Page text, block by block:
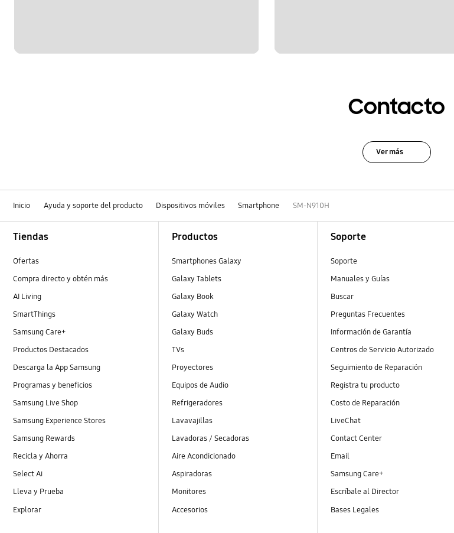
Contacto
Ver más
Inicio Ayuda y soporte del producto Dispositivos móviles Smartphone SM-N910H
Tiendas
Ofertas
Compra directo y obtén más
AI Living
SmartThings
Samsung Care+
Productos Destacados
Descarga la App Samsung
Programas y beneficios
Samsung Live Shop
Samsung Experience Stores
Samsung Rewards
Recicla y Ahorra
Select Ai
Lleva y Prueba
Explorar
Productos
Smartphones Galaxy
Galaxy Tablets
Galaxy Book
Galaxy Watch
Galaxy Buds
TVs
Proyectores
Equipos de Audio
Refrigeradores
Lavavajillas
Lavadoras / Secadoras
Aire Acondicionado
Aspiradoras
Monitores
Accesorios
Soporte
Soporte
Manuales y Guías
Buscar
Preguntas Frecuentes
Información de Garantía
Centros de Servicio Autorizado
Seguimiento de Reparación
Registra tu producto
Costo de Reparación
LiveChat
Contact Center
Email
Samsung Care+
Escríbale al Director
Bases Legales